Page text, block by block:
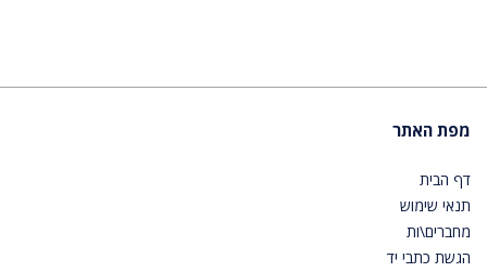
מפת האתר
דף הבית
תנאי שימוש
מחברים\ות
הגשת כתבי יד